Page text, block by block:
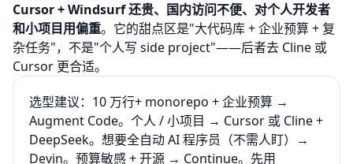
Cursor + Windsurf 还贵、国内访问不便、对个人开发者
和小项目用偏重。它的甜点区是"大代码库 + 企业预算 + 复
杂任务"，不是"个人写 side project"——后者去 Cline 或
Cursor 更合适。
选型建议：10 万行+ monorepo + 企业预算 →
Augment Code。个人 / 小项目 → Cursor 或 Cline +
DeepSeek。想要全自动 AI 程序员（不需人盯）→
Devin。预算敏感 + 开源 → Continue。先用